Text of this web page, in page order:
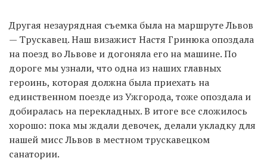
Другая незаурядная съемка была на маршруте Львов
— Трускавец. Наш визажист Настя Гринюка опоздала
на поезд во Львове и догоняла его на машине. По
дороге мы узнали, что одна из наших главных
героинь, которая должна была приехать на
единственном поезде из Ужгорода, тоже опоздала и
добиралась на перекладных. В итоге все сложилось
хорошо: пока мы ждали девочек, делали укладку для
нашей мисс Львов в местном трускавецком
санатории.